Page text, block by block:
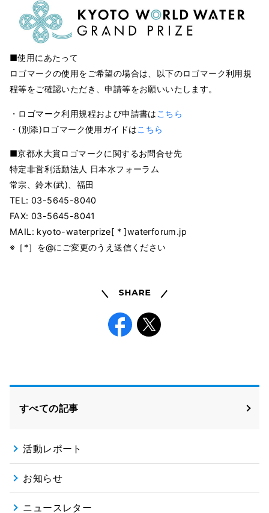
■使用にあたって
ロゴマークの使用をご希望の場合は、以下のロゴマーク利用規
程等をご確認いただき、申請等をお願いいたします。
・ロゴマーク利用規程および申請書は こちら
・(別添)ロゴマーク使用ガイドはこちら
■京都水大賞ロゴマークに関するお問合せ先
特定非営利活動法人 日本水フォーラム
常宗、鈴木(武)、福田
TEL: 03-5645-8040
FAX: 03-5645-8041
MAIL: kyoto-waterprize[ * ]waterforum.jp
※［*］を@にご変更のうえ送信ください
Share
すべての記事
活動レポート
お知らせ
ニュースレター